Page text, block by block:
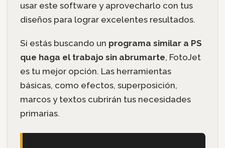
usar este software y aprovecharlo con tus
diseños para lograr excelentes resultados.
Si estás buscando un programa similar a PS
que haga el trabajo sin abrumarte, FotoJet
es tu mejor opción. Las herramientas
básicas, como efectos, superposición,
marcos y textos cubrirán tus necesidades
primarias.